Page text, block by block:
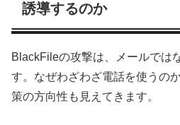
誘導するのか
BlackFileの攻撃は、メールでは
す。なぜわざわざ電話を使うの
策の方向性も見えてきます。